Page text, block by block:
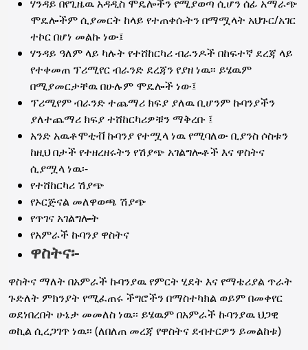
ሃንዳይ በየጊዜዉ አዳዲስ ሞዴሎችን የሚያወጣ ሲሆን ሰፊ አማራጭ
ሞዴሎችም ሲያመርት ከላይ የተጠቀሱትን በማሟላት አህጉር/አገር
ተኮር በሆነ መልኩ ነው፤
ሃንዳይ ዓለም ላይ ካሉት የተሸከርካሪ ብራንዶች በከፍተኛ ደረጃ ላይ
የተቀመጠ ፕሪሚየር ብራንድ ደረጃን የያዘ ነዉ፡፡ ይሄዉም
በሚያመርታቸዉ በሁሉም ሞዴሎች ነው፤
ፕሪሚየም ብራንድ ተጨማሪ ክፍያ ያለዉ ቢሆንም ኩባንያችን
ያለተጨማሪ ክፍያ ተሸከርካሪዎቹን ማቅረቡ ፤
አንድ አዉቶሞቲቭ ኩባንያ የተሟላ ነዉ የሚባለው ቢያንስ ሶስቱን
ከዚህ በታች የተዘረዘሩትን የሽያጭ አገልግሎቶች እና ዋስትና
ሲያሟላ ነዉ፡-
የተሸከርካሪ ሽያጭ
የኦርጅናል መለዋወጫ ሽያጭ
የጥገና አገልግሎት
የአምራች ኩባንያ ዋስትና
ዋስትና፡-
ዋስትና ማለት በአምራች ኩባንያዉ የምርት ሂደት እና የማቴሪያል ጥራት
ጉድለት ምክንያት የሚፈጠሩ ችግሮችን በማስተካክል ወይም በመቀየር
ወደነበረበት ሁኔታ መመለስ ነዉ፡፡ ይሄዉም በአምራች ኩባንያዉ ህጋዊ
ወኪል ሲረጋገጥ ነዉ፡፡ (ለበለጠ መረጃ የዋስትና ደብተርዎን ይመልከቱ)